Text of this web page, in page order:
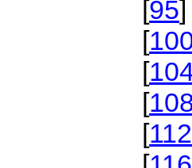
[95]
[
[
[
[112